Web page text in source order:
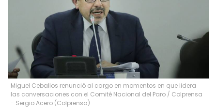
Miguel Ceballos renunció al cargo en momentos en que lidera
las conversaciones con el Comité Nacional del Paro / Colprensa
- Sergio Acero (Colprensa)